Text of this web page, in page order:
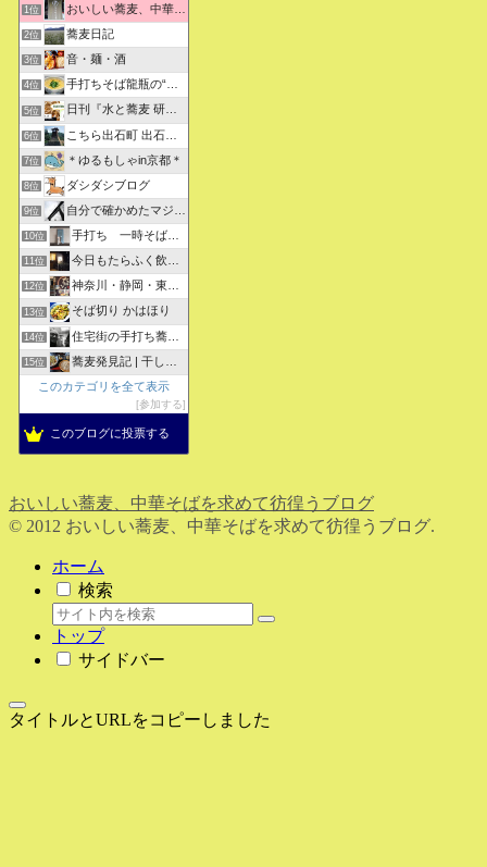
1位 おいしい蕎麦、中華そばを求めて彷徨うブログ
2位 蕎麦日記
3位 音・麺・酒
4位 手打ちそば龍瓶の“いつも心に太陽を”
5位 日刊『水と蕎麦 研究図鑑』
6位 こちら出石町 出石そばの「田中屋食品製造部」
7位 ＊ゆるもしゃin京都＊
8位 ダシダシブログ
9位 自分で確かめたマジな近現代史・グルメな蕎麦・キレイなお花さん
10位 手打ち 一時そば (店主の軟式ホームページ）
11位 今日もたらふく飲んで食べた -湖月四代目嫁日記-
12位 神奈川・静岡・東京の蕎麦屋の評判と口コミ
13位 そば切り かはほり
14位 住宅街の手打ち蕎麦屋三代目ブログ
15位
蕎麦発見記 | 干しそばをメインにしたそばブログ
このカテゴリを全て表示
参加する
このブログに投票する
おいしい蕎麦、中華そばを求めて彷徨うブログ
© 2012 おいしい蕎麦、中華そばを求めて彷徨うブログ.
ホーム
検索
トップ
サイドバー
タイトルとURLをコピーしました